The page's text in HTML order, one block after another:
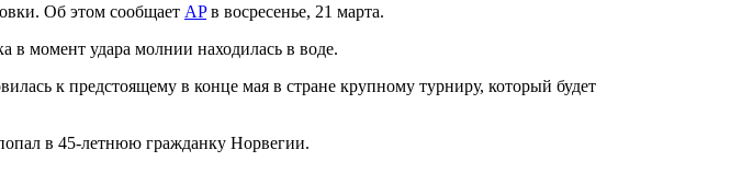
Об этом сообщает APв восресенье, 21 марта.
в момент удара молнии находилась в воде.
к предстоящему в конце мая в стране крупному турниру, который будет
в 45-летнюю гражданку Норвегии.